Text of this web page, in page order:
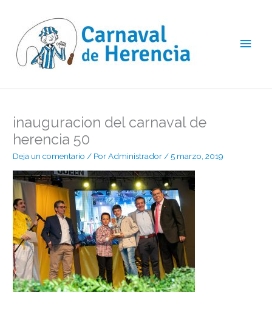
contenido
inauguracion del carnaval de
herencia 50
Deja un comentario / PorAdministrador/5 marzo, 2019